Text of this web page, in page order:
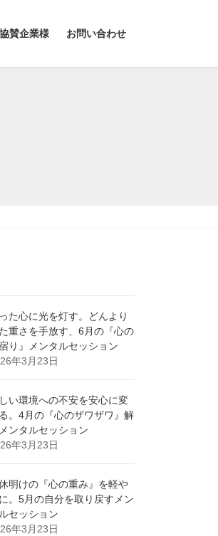
協賛企業様 お問い合わせ
た心に光を灯す。どんより
重さを手放す、6月の『心の
り』メンタルセッション
年3月23日
い環境への不安を安心に変
。4月の『心のザワザワ』解
ンタルセッション
年3月23日
明けの『心の重み』を軽や
。5月の自分を取り戻すメン
セッション
年3月23日